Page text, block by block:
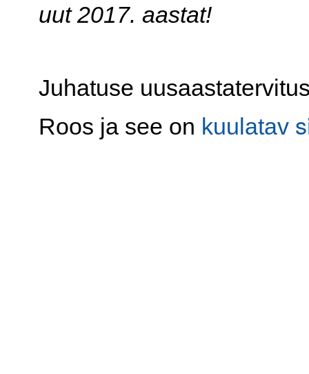
uut 2017. aastat!
Juhatuse
Roos ja see on kuulatav